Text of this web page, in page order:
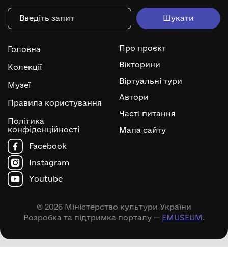
Головна
Колекції
Музеї
Правила користування
Політика
конфіденційності
Про проєкт
Вікторини
Віртуальні тури
Автори
Часті питання
Мапа сайту
Facebook
Instagram
Youtube
© 2026 Міністерство культури України
Розробка та підтримка порталу — EMUSEUM.